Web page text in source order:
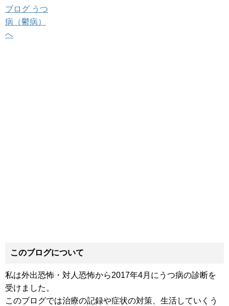
このブログについて
私は外出恐怖・対人恐怖から2017年4月にうつ病の診断を
受けました。
このブログでは治療の記録や症状の対策、生活していくう